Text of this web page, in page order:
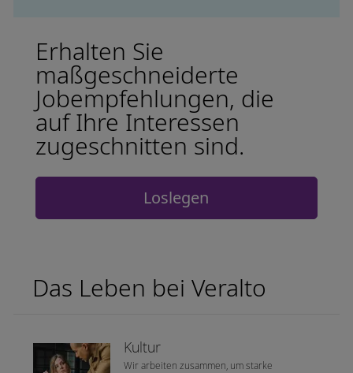
Erhalten Sie
maßgeschneiderte
Jobempfehlungen, die
auf Ihre Interessen
zugeschnitten sind.
Loslegen
Das Leben bei Veralto
Kultur
Wir arbeiten zusammen, um starke